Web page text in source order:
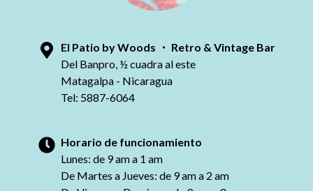
Información El Patio by Woods
El Patio by Woods ・ Retro & Vintage Bar
Del Banpro, ½ cuadra al este
Matagalpa - Nicaragua
Tel: 5887-6064
Horario de funcionamiento
Lunes: de 9 am a 1 am
De Martes a Jueves: de 9 am a 2 am